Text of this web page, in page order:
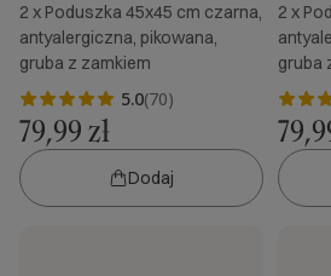
2 x Poduszka 45x45 cm czarna,
antyalergiczna, pikowana,
gruba z zamkiem
5.0(70)
79,99 zł
Dodaj
2 x
gruba